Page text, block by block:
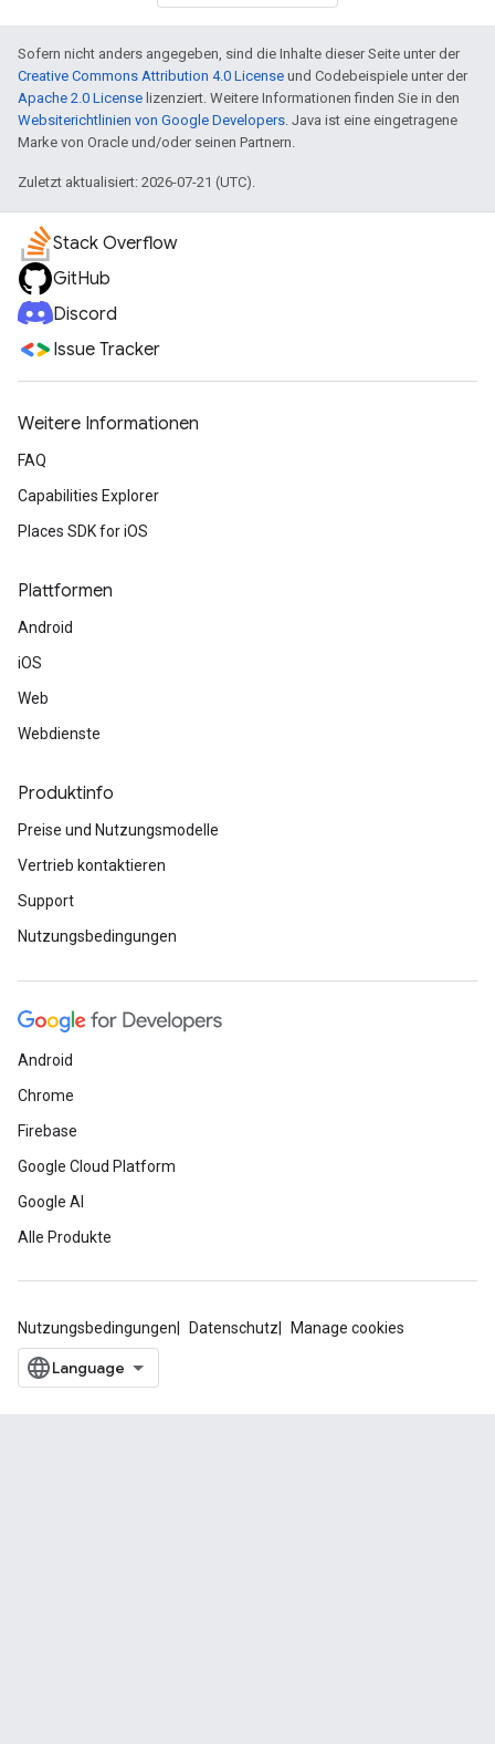
Sofern nicht anders angegeben, sind die Inhalte dieser Seite unter der
Creative Commons Attribution 4.0 License und Codebeispiele unter der
Apache 2.0 License lizenziert. Weitere Informationen finden Sie in den
Websiterichtlinien von Google Developers. Java ist eine eingetragene
Marke von Oracle und/oder seinen Partnern.
Zuletzt aktualisiert: 2026-07-21 (UTC).
Stack Overflow
GitHub
Discord
Issue Tracker
Weitere Informationen
FAQ
Capabilities Explorer
Places SDK for iOS
Plattformen
Android
iOS
Web
Webdienste
Produktinfo
Preise und Nutzungsmodelle
Vertrieb kontaktieren
Support
Nutzungsbedingungen
Android
Chrome
Firebase
Google Cloud Platform
Google AI
Alle Produkte
Nutzungsbedingungen Datenschutz Manage cookies